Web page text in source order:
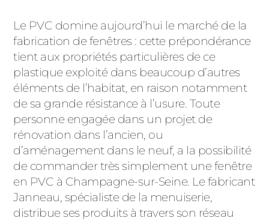
Le PVC domine aujourd’hui le marché de la
fabrication de fenêtres : cette prépondérance
tient aux propriétés particulières de ce
plastique exploité dans beaucoup d’autres
éléments de l’habitat, en raison notamment
de sa grande résistance à l’usure. Toute
personne engagée dans un projet de
rénovation dans l’ancien, ou
d’aménagement dans le neuf, a la possibilité
de commander très simplement une fenêtre
en PVC à Champagne-sur-Seine. Le fabricant
Janneau, spécialiste de la menuiserie,
distribue ses produits à travers son réseau
ALUMINIUM
ACIER